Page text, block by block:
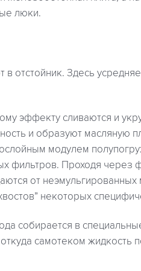
люки.
отстойник. Здесь
эффекту сливаются и
и образуют масляную
модулем
фильтров. Проходя через
от неэмульгированных
некоторых
собирается в
самотеком жидкость